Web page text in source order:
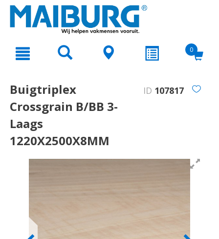
text.skipToNavigation
0
Buigtriplex
Crossgrain B/BB 3-
Laags
1220X2500X8MM
ID 107817